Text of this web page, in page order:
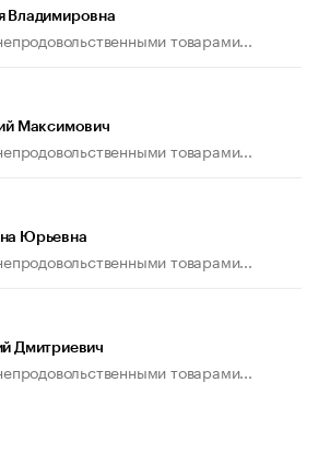
Владимировна
товарами...
Максимович
товарами...
Юрьевна
товарами...
Дмитриевич
товарами...